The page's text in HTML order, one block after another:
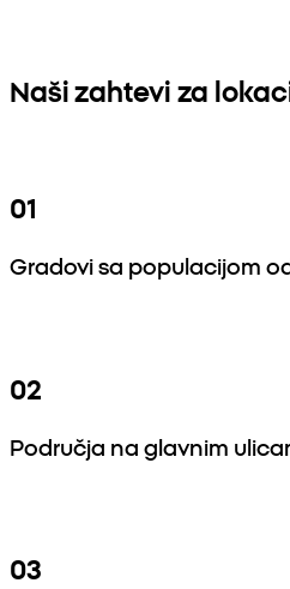
Naši zahtevi za
01
Gradovi sa populacijom
02
Područja na glavnim
03